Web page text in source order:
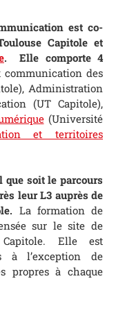
est co-
Capitole et
.Elle comporte 4
des
Administration
(UT Capitole),
(Université
et territoires
que soit le parcours
leur L3 auprès de
La formation de
sur le site de
Elle est
à l’exception de
propres à chaque